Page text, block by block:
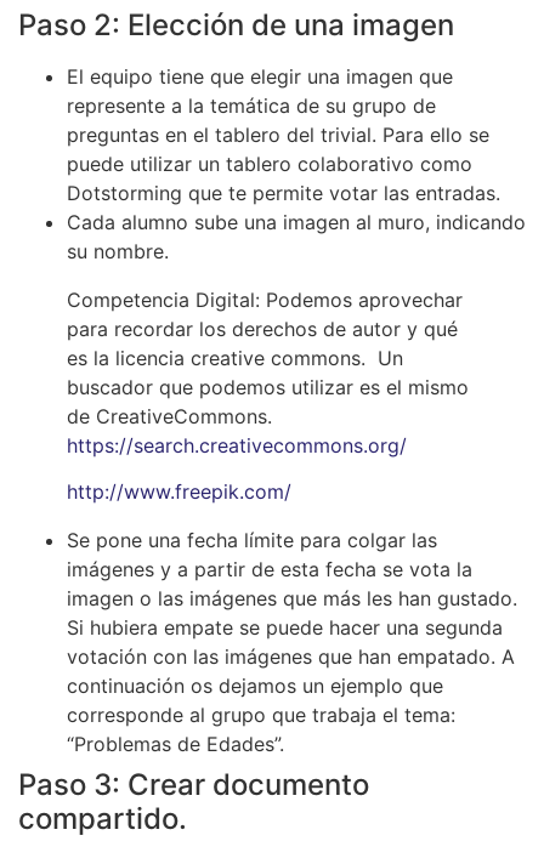
Paso 2: Elección de una imagen
El equipo tiene que elegir una imagen que
represente a la temática de su grupo de
preguntas en el tablero del trivial. Para ello se
puede utilizar un tablero colaborativo como
Dotstorming que te permite votar las entradas.
Cada alumno sube una imagen al muro, indicando
su nombre.
Competencia Digital: Podemos aprovechar
para recordar los derechos de autor y qué
es la licencia creative commons. Un
buscador que podemos utilizar es el mismo
de CreativeCommons.
https://search.creativecommons.org/
http://www.freepik.com/
Se pone una fecha límite para colgar las
imágenes y a partir de esta fecha se vota la
imagen o las imágenes que más les han gustado.
Si hubiera empate se puede hacer una segunda
votación con las imágenes que han empatado. A
continuación os dejamos un ejemplo que
corresponde al grupo que trabaja el tema:
“Problemas de Edades”.
Paso 3: Crear documento
compartido.